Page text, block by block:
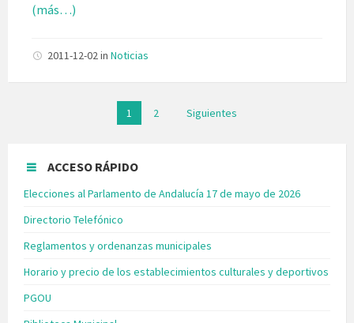
(más…)
2011-12-02in Noticias
1 2 Siguientes
ACCESO RÁPIDO
Elecciones al Parlamento de Andalucía 17 de mayo de 2026
Directorio Telefónico
Reglamentos y ordenanzas municipales
Horario y precio de los establecimientos culturales y deportivos
PGOU